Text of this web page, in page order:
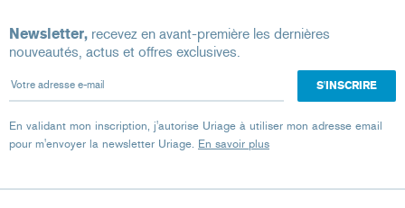
Newsletter, recevez en avant-première les dernières
nouveautés, actus et offres exclusives.
Votre adresse e-mail
En validant mon inscription, j'autorise Uriage à utiliser mon adresse email
pour m'envoyer la newsletter Uriage. En savoir plus